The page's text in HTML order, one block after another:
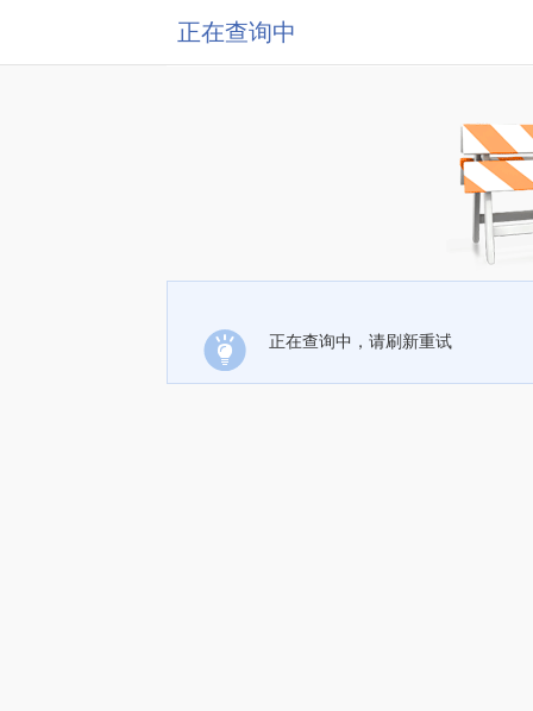
正在查询中
正在查询中，请刷新重试